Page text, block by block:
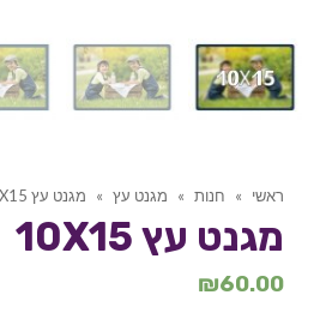
ראשי » חנות » מגנט עץ » מגנט עץ 10X15
מגנט עץ 10X15
₪60.00